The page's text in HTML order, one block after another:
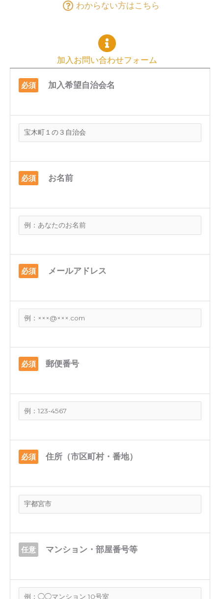
わからない方はこちら
加入お問い合わせフォーム
必須 加入希望自治会名
必須 お名前
必須 メールアドレス
必須 郵便番号
必須 住所（市区町村・番地）
任意 マンション・部屋番号等